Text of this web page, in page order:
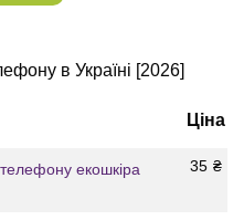
в Україні [2026]
Ціна
екошкіра
35 ₴